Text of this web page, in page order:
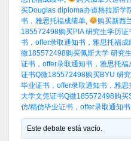
买Douglas diploma办道格拉斯学
书，雅思托福成绩单,
购买新西
185572498购买PIA 研究生学历
书，offer录取通知书，雅思托福成
微185572498购买佩斯大学 研究
证书，offer录取通知书，雅思托福
证书Q微185572498购买BYU 研
毕业证书，offer录取通知书，雅思
大学文凭证书Q微185572498购
仿/精仿毕业证书，offer录取通知
Este debate está vacío.